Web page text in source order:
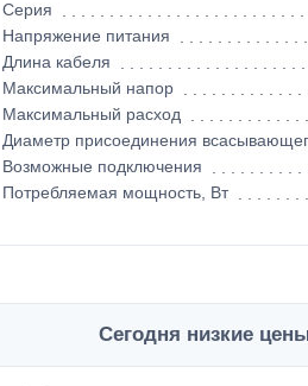
Серия
Напряжение питания
Длина кабеля
Максимальный напор
Максимальный расход
Диаметр присоединения
Возможные подключения
Потребляемая мощность, Вт
Сегодня низкие